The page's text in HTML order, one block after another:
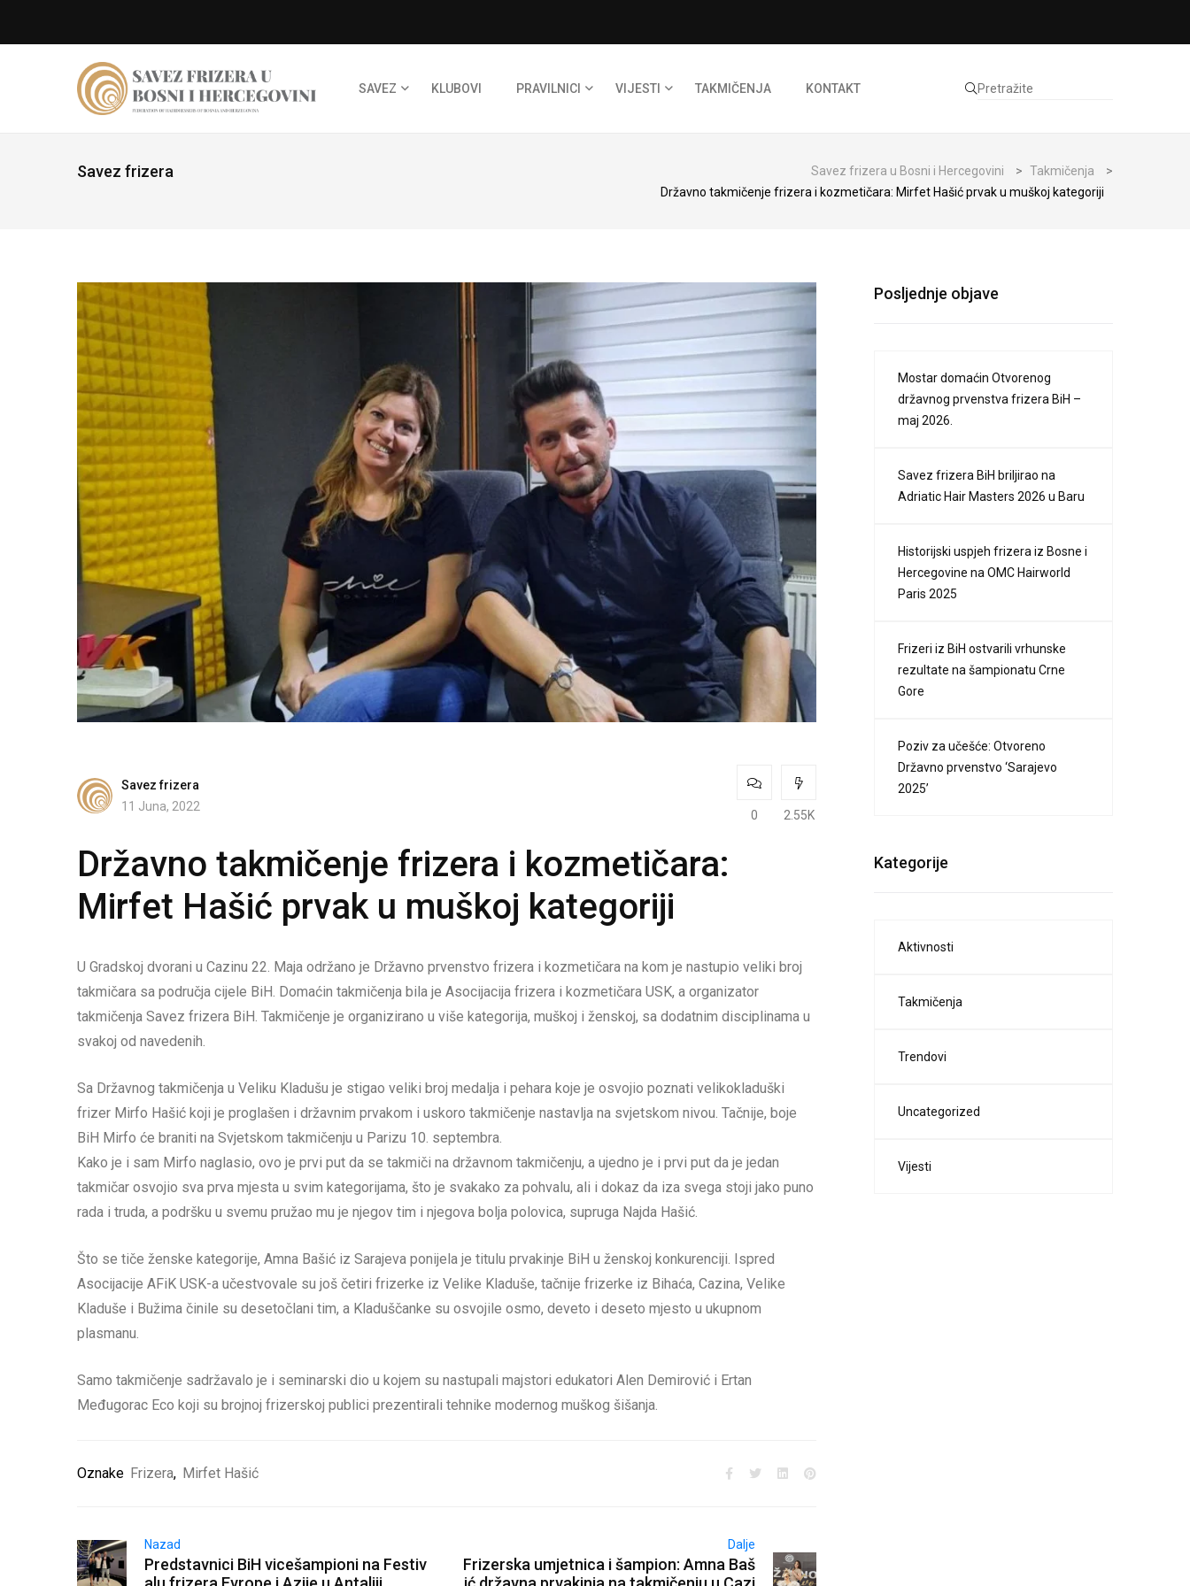
SAVEZ KLUBOVI PRAVILNICI VIJESTI TAKMIČENJA KONTAKT
Savez frizera Savez frizera u Bosni i Hercegovini > Takmičenja
>
Državno takmičenje frizera i kozmetičara: Mirfet Hašić prvak u muškoj kategoriji
Savez frizera
11 Juna, 2022
0 2.55K
Državno takmičenje frizera i kozmetičara:
Mirfet Hašić prvak u muškoj kategoriji
U Gradskoj dvorani u Cazinu 22. Maja održano je Državno prvenstvo frizera i kozmetičara na kom je nastupio veliki broj
takmičara sa područja cijele BiH. Domaćin takmičenja bila je Asocijacija frizera i kozmetičara USK, a organizator
takmičenja Savez frizera BiH. Takmičenje je organizirano u više kategorija, muškoj i ženskoj, sa dodatnim disciplinama u
svakoj od navedenih.
Sa Državnog takmičenja u Veliku Kladušu je stigao veliki broj medalja i pehara koje je osvojio poznati velikokladuški
frizer Mirfo Hašić koji je proglašen i državnim prvakom i uskoro takmičenje nastavlja na svjetskom nivou. Tačnije, boje
BiH Mirfo će braniti na Svjetskom takmičenju u Parizu 10. septembra.
Kako je i sam Mirfo naglasio, ovo je prvi put da se takmiči na državnom takmičenju, a ujedno je i prvi put da je jedan
takmičar osvojio sva prva mjesta u svim kategorijama, što je svakako za pohvalu, ali i dokaz da iza svega stoji jako puno
rada i truda, a podršku u svemu pružao mu je njegov tim i njegova bolja polovica, supruga Najda Hašić.
Što se tiče ženske kategorije, Amna Bašić iz Sarajeva ponijela je titulu prvakinje BiH u ženskoj konkurenciji. Ispred
Asocijacije AFiK USK-a učestvovale su još četiri frizerke iz Velike Kladuše, tačnije frizerke iz Bihaća, Cazina, Velike
Kladuše i Bužima činile su desetočlani tim, a Kladuščanke su osvojile osmo, deveto i deseto mjesto u ukupnom
plasmanu.
Samo takmičenje sadržavalo je i seminarski dio u kojem su nastupali majstori edukatori Alen Demirović i Ertan
Međugorac Eco koji su brojnoj frizerskoj publici prezentirali tehnike modernog muškog šišanja.
Oznake Frizera, Mirfet Hašić
Nazad
Predstavnici BiH vicešampioni na Festiv
Dalje
Frizerska umjetnica i šampion: Amna Baš
Posljednje objave
Mostar domaćin Otvorenog
državnog prvenstva frizera BiH –
maj 2026.
Savez frizera BiH briljirao na
Adriatic Hair Masters 2026 u Baru
Historijski uspjeh frizera iz Bosne i
Hercegovine na OMC Hairworld
Paris 2025
Frizeri iz BiH ostvarili vrhunske
rezultate na šampionatu Crne
Gore
Poziv za učešće: Otvoreno
Državno prvenstvo ‘Sarajevo
2025’
Kategorije
Aktivnosti
Takmičenja
Trendovi
Uncategorized
Vijesti